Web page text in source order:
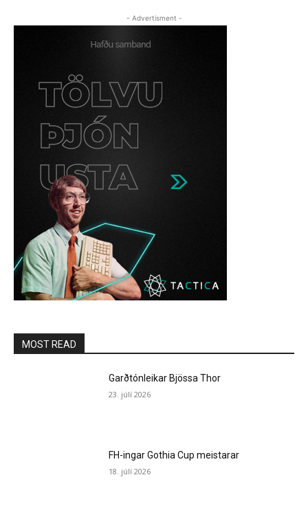
- Advertisment -
MOST READ
Garðtónleikar Bjössa Thor
23. júlí 2026
FH-ingar Gothia Cup meistarar
18. júlí 2026